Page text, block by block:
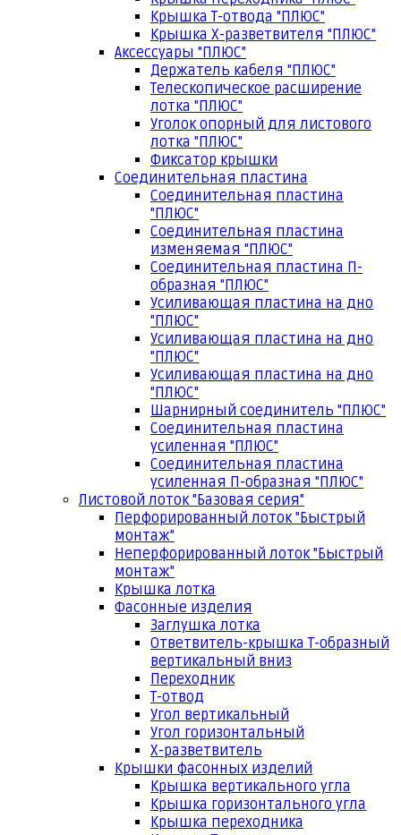
Крышка Т-отвода "ПЛЮС"
Крышка Х-разветвителя "ПЛЮС"
Аксессуары "ПЛЮС"
Держатель кабеля "ПЛЮС"
Телескопическое расширение
лотка "ПЛЮС"
Уголок опорный для листового
лотка "ПЛЮС"
Фиксатор крышки
Соединительная пластина
Соединительная пластина
"ПЛЮС"
Соединительная пластина
изменяемая "ПЛЮС"
Соединительная пластина П-
образная "ПЛЮС"
Усиливающая пластина на дно
"ПЛЮС"
Усиливающая пластина на дно
"ПЛЮС"
Усиливающая пластина на дно
"ПЛЮС"
Шарнирный соединитель "ПЛЮС"
Соединительная пластина
усиленная "ПЛЮС"
Соединительная пластина
усиленная П-образная "ПЛЮС"
Листовой лоток "Базовая серия"
Перфорированный лоток "Быстрый
монтаж"
Неперфорированный лоток "Быстрый
монтаж"
Крышка лотка
Фасонные изделия
Заглушка лотка
Ответвитель-крышка Т-образный
вертикальный вниз
Переходник
Т-отвод
Угол вертикальный
Угол горизонтальный
Х-разветвитель
Крышки фасонных изделий
Крышка вертикального угла
Крышка горизонтального угла
Крышка переходника